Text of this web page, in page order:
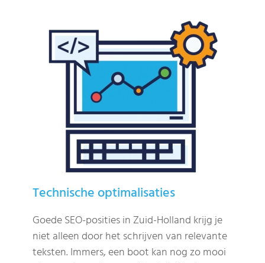
Technische optimalisaties
Goede SEO-posities in Zuid-Holland krijg je
niet alleen door het schrijven van relevante
teksten. Immers, een boot kan nog zo mooi